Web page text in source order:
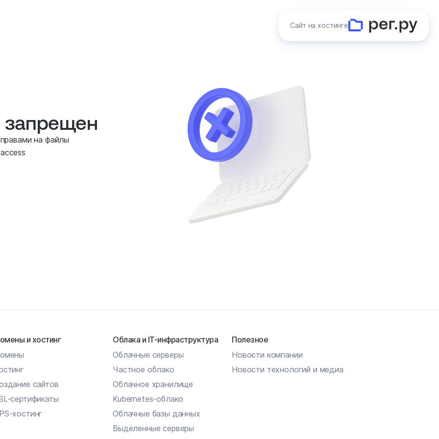
Сайт на хостинге
запрещен
на файлы
и хостинг
сайтов
сертификаты
хостинг
Облака и IT-инфраструктура
Облачные серверы
Частное облако
Облачное хранилище
Kubernetes-облако
Облачные базы данных
Выделенные серверы
Полезное
Новости компании
Новости технологий и медиа